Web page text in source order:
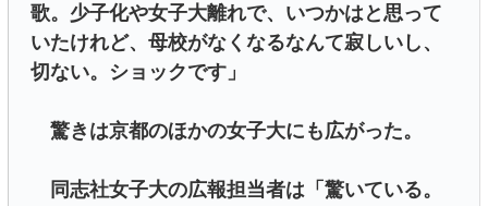
歌。少子化や女子大離れで、いつかはと思って
いたけれど、母校がなくなるなんて寂しいし、
切ない。ショックです」
驚きは京都のほかの女子大にも広がった。
同志社女子大の広報担当者は「驚いている。